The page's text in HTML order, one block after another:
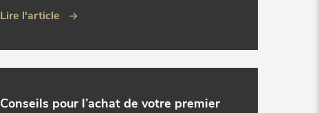
Lire l'article
Conseils pour l’achat de votre premier